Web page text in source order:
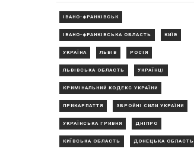
ІВАНО-ФРАНКІВСЬК
ІВАНО-ФРАНКІВСЬКА ОБЛАСТЬ КИЇВ
УКРАЇНА ЛЬВІВ РОСІЯ
ЛЬВІВСЬКА ОБЛАСТЬ УКРАЇНЦІ
КРИМІНАЛЬНИЙ КОДЕКС УКРАЇНИ
ПРИКАРПАТТЯ ЗБРОЙНІ СИЛИ УКРАЇНИ
УКРАЇНСЬКА ГРИВНЯ ДНІПРО
КИЇВСЬКА ОБЛАСТЬ ДОНЕЦЬКА ОБЛАСТЬ